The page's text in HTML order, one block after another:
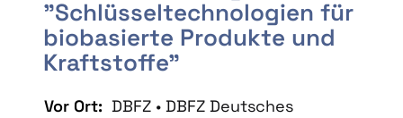
"Schlüsseltechnologien für
biobasierte Produkte und
Kraftstoffe"
Vor Ort: DBFZ • DBFZ Deutsches